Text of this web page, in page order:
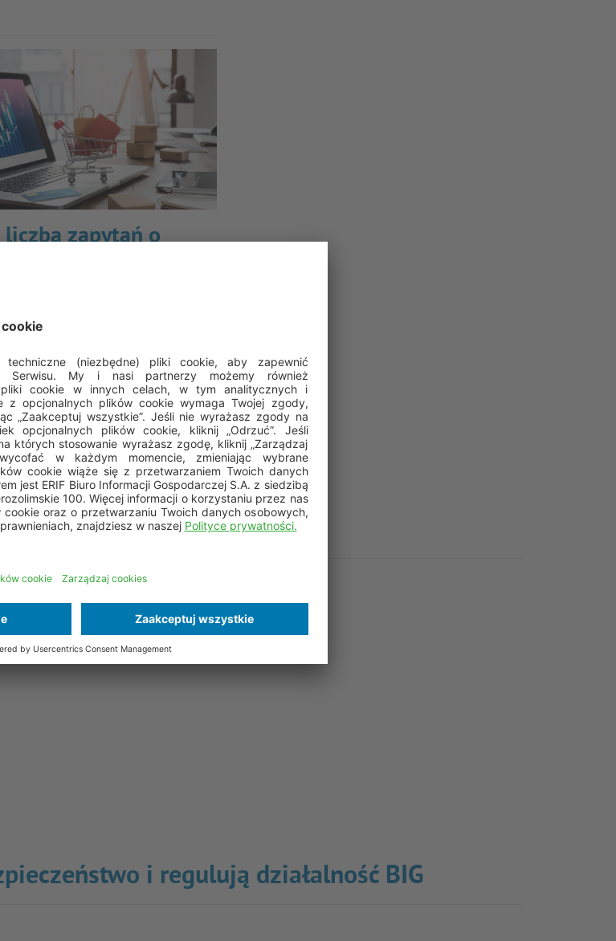
liczba zapytań o
może na koniec 2023 r. wzrosnąć
o rzetelność finansową klientów
przez branżę e-commerce. W ERIF
b.r. z e-commerce wpłynęło więcej
zapytań niż w całym…
Czytaj więcej→
i regulują działalność BIG